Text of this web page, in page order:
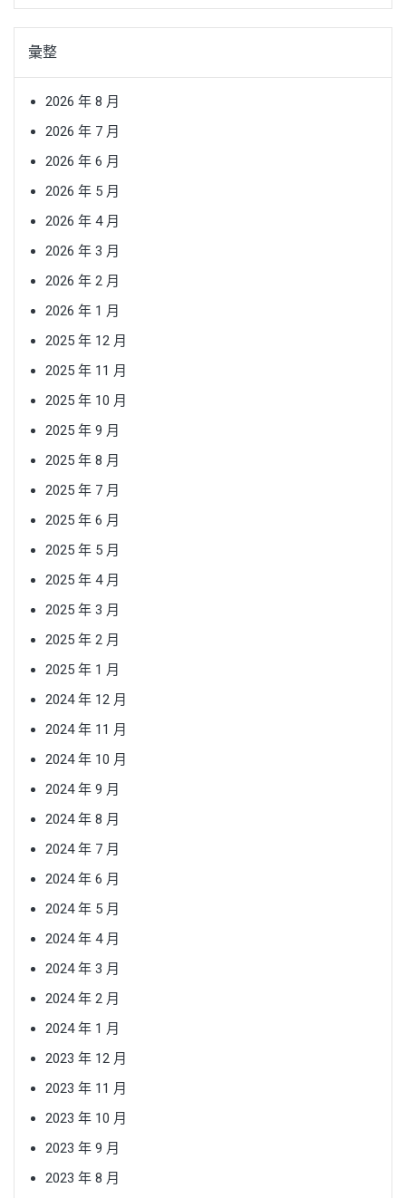
彙整
2026 年 8 月
2026 年 7 月
2026 年 6 月
2026 年 5 月
2026 年 4 月
2026 年 3 月
2026 年 2 月
2026 年 1 月
2025 年 12 月
2025 年 11 月
2025 年 10 月
2025 年 9 月
2025 年 8 月
2025 年 7 月
2025 年 6 月
2025 年 5 月
2025 年 4 月
2025 年 3 月
2025 年 2 月
2025 年 1 月
2024 年 12 月
2024 年 11 月
2024 年 10 月
2024 年 9 月
2024 年 8 月
2024 年 7 月
2024 年 6 月
2024 年 5 月
2024 年 4 月
2024 年 3 月
2024 年 2 月
2024 年 1 月
2023 年 12 月
2023 年 11 月
2023 年 10 月
2023 年 9 月
2023 年 8 月